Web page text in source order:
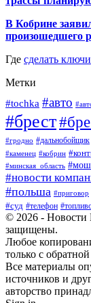
В Кобрине
произошедшего
Где сделать ключи
Метки
#tochka #авто
#брест
#гродно #дальнобойщик
#каменец #кобрин
#минская_область
#новости
#польша #приговор
#суд #телефон
© 2026 - Новости
защищены.
Любое
только с
Все материалы
источников и
авторство